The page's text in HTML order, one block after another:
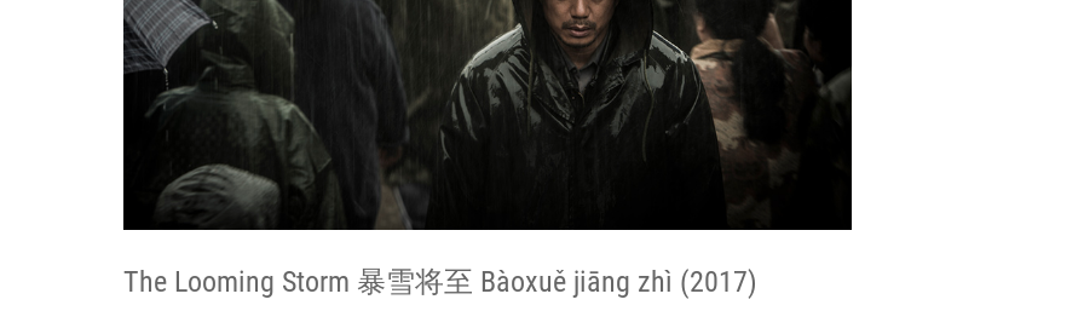
The Looming Storm 暴雪将至 Bàoxuě jiāng zhì (2017)